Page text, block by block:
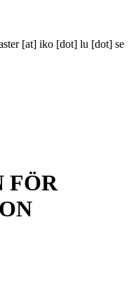
[at] iko [dot] lu [dot] se
FÖR